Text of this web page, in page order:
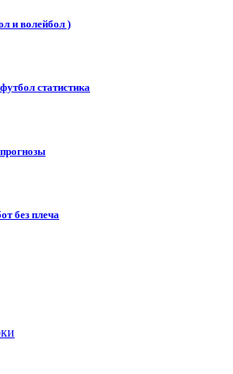
и волейбол )
статистика
без плеча